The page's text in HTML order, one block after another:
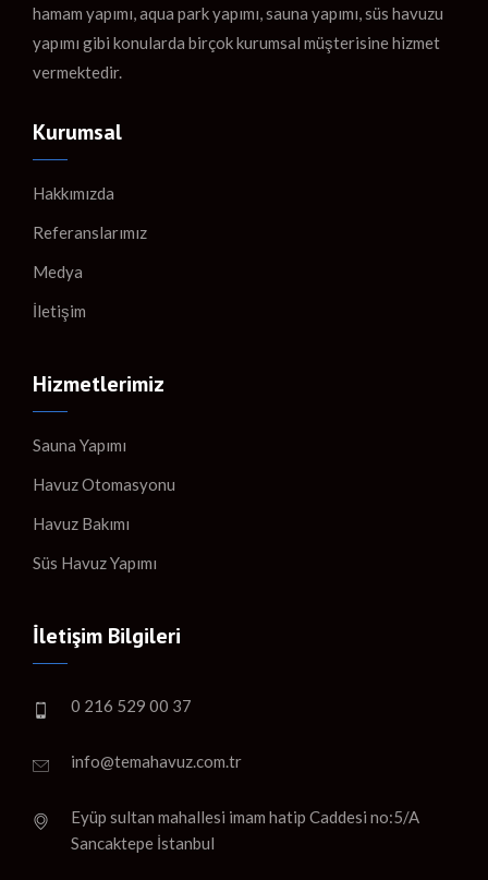
hamam yapımı, aqua park yapımı, sauna yapımı, süs havuzu
yapımı gibi konularda birçok kurumsal müşterisine hizmet
vermektedir.
Kurumsal
Hakkımızda
Referanslarımız
Medya
İletişim
Hizmetlerimiz
Sauna Yapımı
Havuz Otomasyonu
Havuz Bakımı
Süs Havuz Yapımı
İletişim Bilgileri
0 216 529 00 37
info@temahavuz.com.tr
Eyüp sultan mahallesi imam hatip Caddesi no:5/A
Sancaktepe İstanbul